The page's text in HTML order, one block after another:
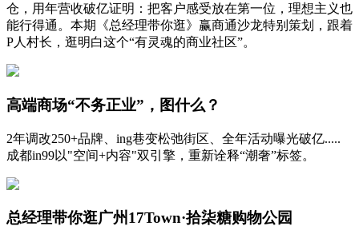
仓，用年营收破亿证明：把客户感受放在第一位，理想主义也
能行得通。本期《总经理带你逛》赢商通沙龙特别策划，跟着
P人村长，逛明白这个“有灵魂的商业社区”。
高端商场“不务正业”，图什么？
2年调改250+品牌、ing巷变松弛街区、全年活动曝光破亿.....
成都in99以"空间+内容"双引擎，重新诠释“潮奢”标签。
总经理带你逛广州17Town·拾柒糖购物公园